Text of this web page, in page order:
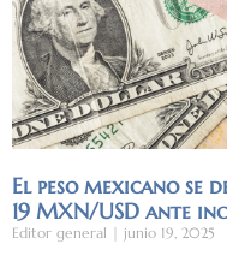
El peso mexicano se
19 MXN/USD ante
Editor general junio 19, 2025